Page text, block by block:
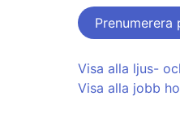
Prenumerera
Visa alla ljus-
Visa alla jobb